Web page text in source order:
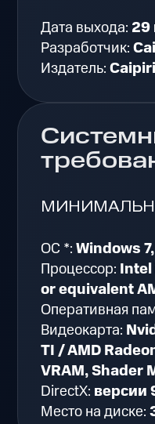
Дата выхода: 29
Разработчик:
Издатель:
ОС *:Windows
Процессор:
or equivalent
Оперативная
Видеокарта:
TI / AMD
VRAM, Shader
DirectX: версии
Место на диске: